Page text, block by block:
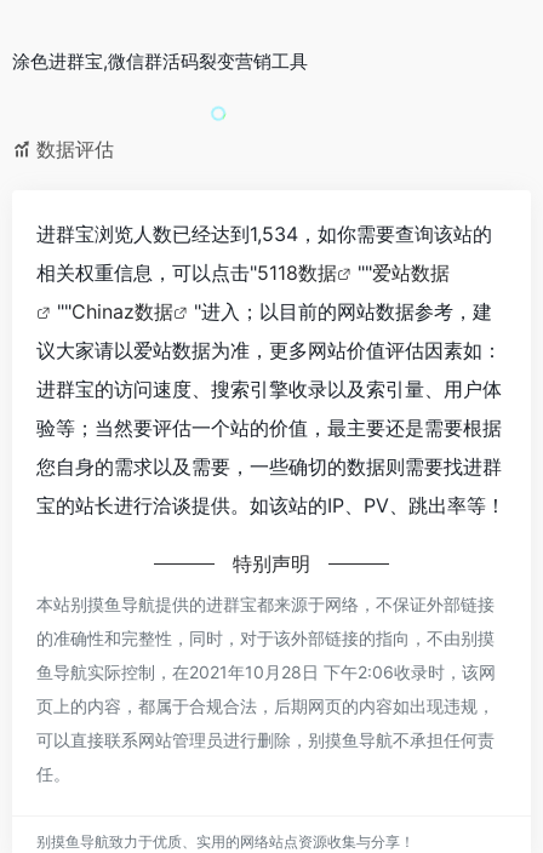
涂色进群宝,微信群活码裂变营销工具
数据评估
进群宝浏览人数已经达到1,534，如你需要查询该站的
相关权重信息，可以点击"5118数据 ""爱站数据
""Chinaz数据
"进入；以目前的网站数据参考，建
议大家请以爱站数据为准，更多网站价值评估因素如：
进群宝的访问速度、搜索引擎收录以及索引量、用户体
验等；当然要评估一个站的价值，最主要还是需要根据
您自身的需求以及需要，一些确切的数据则需要找进群
宝的站长进行洽谈提供。如该站的IP、PV、跳出率等！
特别声明
本站别摸鱼导航提供的进群宝都来源于网络，不保证外部链接
的准确性和完整性，同时，对于该外部链接的指向，不由别摸
鱼导航实际控制，在2021年10月28日 下午2:06收录时，该网
页上的内容，都属于合规合法，后期网页的内容如出现违规，
可以直接联系网站管理员进行删除，别摸鱼导航不承担任何责
任。
别摸鱼导航致力于优质、实用的网络站点资源收集与分享！